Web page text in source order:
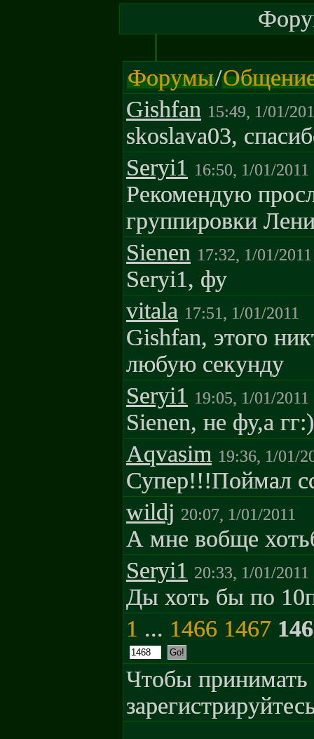
Форумы/
Gishfan 15:49, 1/01/
skoslava03,
Seryi1 16:50, 1/01/2011
Рекомендую
группировки
Sienen 17:32, 1/01/2011
Seryi1, фу
vitala 17:51, 1/01/2011
Gishfan, этого
любую секунду
Seryi1 19:05, 1/01/2011
Sienen, не фу,а гг:)
Aqvasim 19:36, 1/01/
Супер!!!Поймал
wildj 20:07, 1/01/2011
А мне вобще
Seryi1 20:33, 1/01/2011
Ды хоть бы по
1 ... 1466 1467
Чтобы принимать